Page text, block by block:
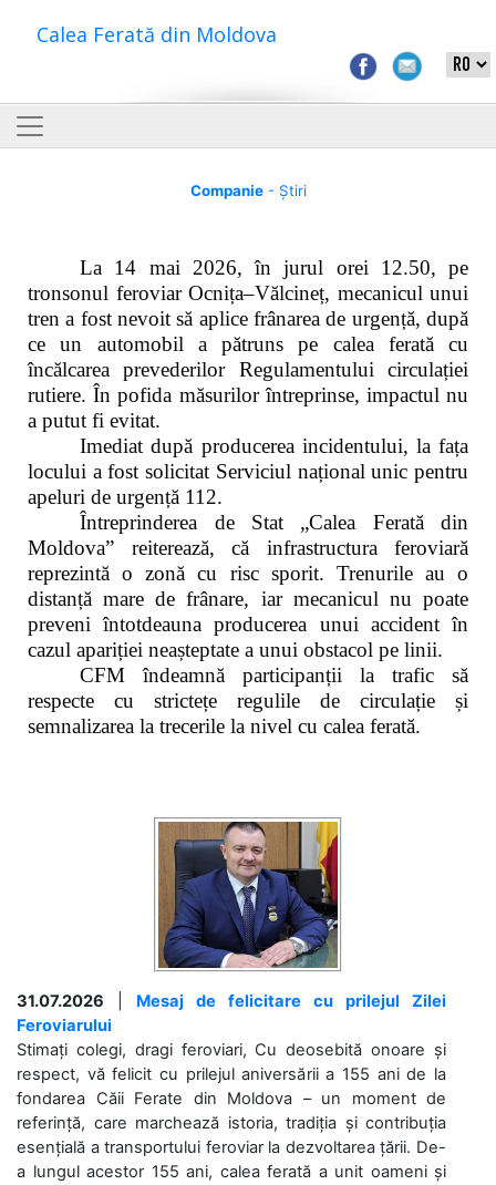
Calea Ferată din Moldova
Companie- Știri
La 14 mai 2026, în jurul orei 12.50, pe
tronsonul feroviar Ocnița–Vălcineț, mecanicul unui
tren a fost nevoit să aplice frânarea de urgență, după
ce un automobil a pătruns pe calea ferată cu
încălcarea prevederilor Regulamentului circulației
rutiere. În pofida măsurilor întreprinse, impactul nu
a putut fi evitat.
Imediat după producerea incidentului, la fața
locului a fost solicitat Serviciul național unic pentru
apeluri de urgență 112.
Întreprinderea de Stat „Calea Ferată din
Moldova” reiterează, că infrastructura feroviară
reprezintă o zonă cu risc sporit. Trenurile au o
distanță mare de frânare, iar mecanicul nu poate
preveni întotdeauna producerea unui accident în
cazul apariției neașteptate a unui obstacol pe linii.
CFM îndeamnă participanții la trafic să
respecte cu strictețe regulile de circulație și
semnalizarea la trecerile la nivel cu calea ferată.
31.07.2026
Mesaj de felicitare cu prilejul Zilei
Feroviarului
Stimați colegi, dragi feroviari, Cu deosebită onoare și
respect, vă felicit cu prilejul aniversării a 155 ani de la
fondarea Căii Ferate din Moldova – un moment de
referință, care marchează istoria, tradiția și contribuția
esențială a transportului feroviar la dezvoltarea țării. De-
a lungul acestor 155 ani, calea ferată a unit oameni și